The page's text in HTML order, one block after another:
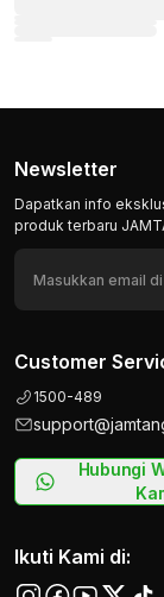
Newsletter
Dapatkan info
produk terbaru
Customer
1500-489
Hubungi
Ikuti Kami di: